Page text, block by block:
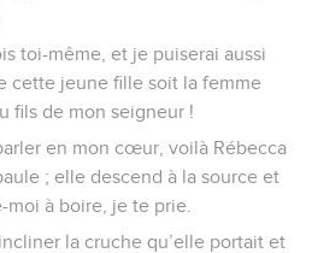
toi-même, et je puiserai aussi
cette jeune fille soit la femme
fils de mon seigneur !
en mon cœur, voilà Rébecca
; elle descend à la source et
à boire, je te prie.
la cruche qu’elle portait et